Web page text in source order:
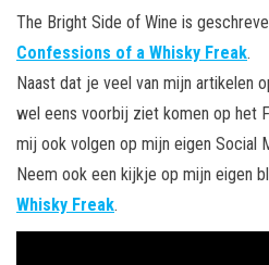
The Bright Side of Wine is
Confessions of a Whisky Freak.
Naast dat je veel van mijn artikelen
wel eens voorbij ziet komen op het
mij ook volgen op mijn eigen Social
Neem ook een kijkje op mijn eigen
Whisky Freak.